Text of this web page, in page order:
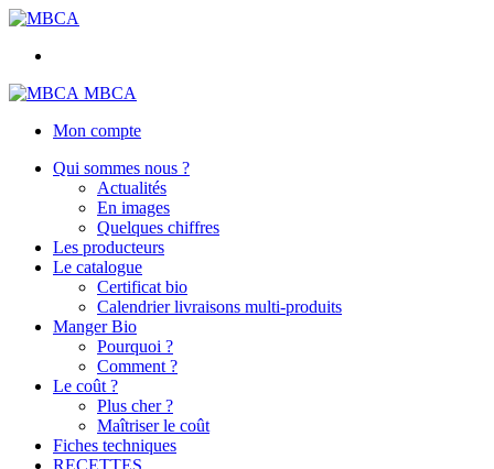
MBCA
Mon compte
Qui sommes nous ?
Actualités
En images
Quelques chiffres
Les producteurs
Le catalogue
Certificat bio
Calendrier livraisons multi-produits
Manger Bio
Pourquoi ?
Comment ?
Le coût ?
Plus cher ?
Maîtriser le coût
Fiches techniques
RECETTES